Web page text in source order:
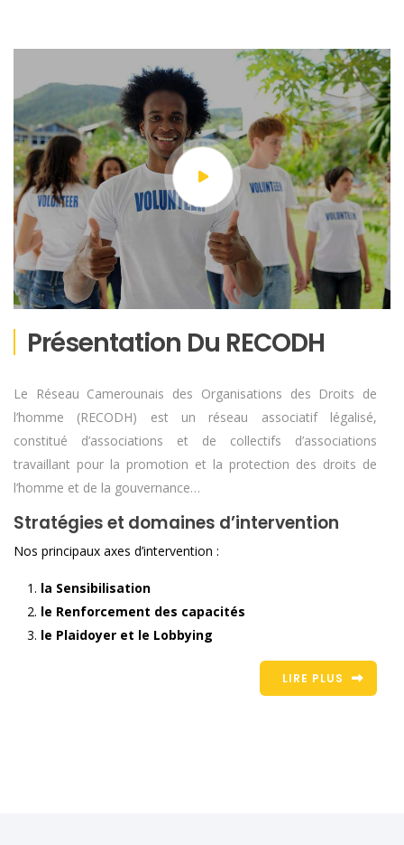
Présentation Du RECODH
Le Réseau Camerounais des Organisations des Droits de
l’homme (RECODH) est un réseau associatif légalisé,
constitué d’associations et de collectifs d’associations
travaillant pour la promotion et la protection des droits de
l’homme et de la gouvernance…
Stratégies et domaines d’intervention
Nos principaux axes d’intervention :
la Sensibilisation
le Renforcement des capacités
le Plaidoyer et le Lobbying
LIRE PLUS